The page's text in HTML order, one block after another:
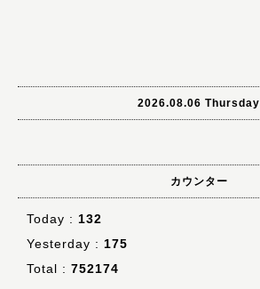
2026.08.06 Thursday
カウンター
Today : 132
Yesterday : 175
Total : 752174